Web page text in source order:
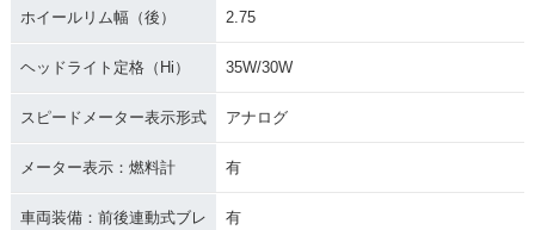
ホイールリム幅（後） 2.75
ヘッドライト定格（Hi） 35W/30W
スピードメーター表示形式 アナログ
メーター表示：燃料計 有
車両装備：前後連動式ブレ
有